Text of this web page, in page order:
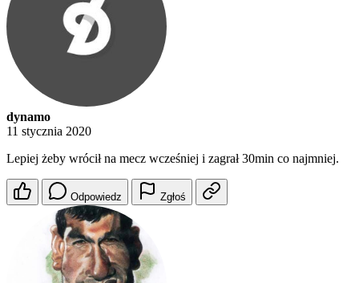
dynamo
11 stycznia 2020
Lepiej żeby wrócił na mecz wcześniej i zagrał 30min co najmniej.
Odpowiedz Zgłoś